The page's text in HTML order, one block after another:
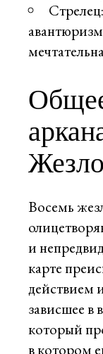
Восемь
и
карте
действием
зависшее в
который
в котором